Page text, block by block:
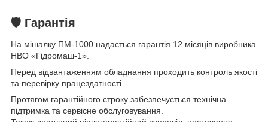
🛡 Гарантія
На мішалку ПМ-1000 надається гарантія 12 місяців виробника
НВО «Гідромаш-1».
Перед відвантаженням обладнання проходить контроль якості
та перевірку працездатності.
Протягом гарантійного строку забезпечується технічна
підтримка та сервісне обслуговування.